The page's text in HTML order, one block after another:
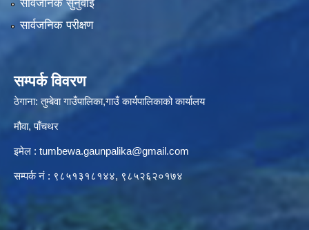
सार्वजनिक सुनुवाई
सार्वजनिक परीक्षण
सम्पर्क विवरण
ठेगाना: तुम्बेवा गाउँपालिका,गाउँ कार्यपालिकाको कार्यालय
मौवा, पाँचथर
इमेल : tumbewa.gaunpalika@gmail.com
सम्पर्क नं : ९८५१३१८१४४, ९८५२६२०१७४